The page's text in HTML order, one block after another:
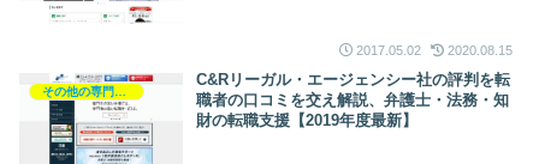
2017.05.02 2020.08.15
その他の専門職の転職
C&Rリーガル・エージェンシー社の評判を転
職者の口コミを交え解説、弁護士・法務・知
財の転職支援【2019年度最新】